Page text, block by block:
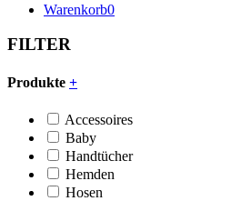
Warenkorb0
FILTER
Produkte +
Accessoires
Baby
Handtücher
Hemden
Hosen